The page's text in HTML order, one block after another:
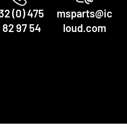
(0) 475
97 54
msparts@ic
loud.com